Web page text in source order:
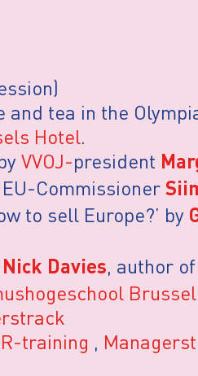
and tea in the
Hotel.
VVOJ-president
Commissioner
to sell Europe?’ by
Nick Davies, author
Brussel
training ,